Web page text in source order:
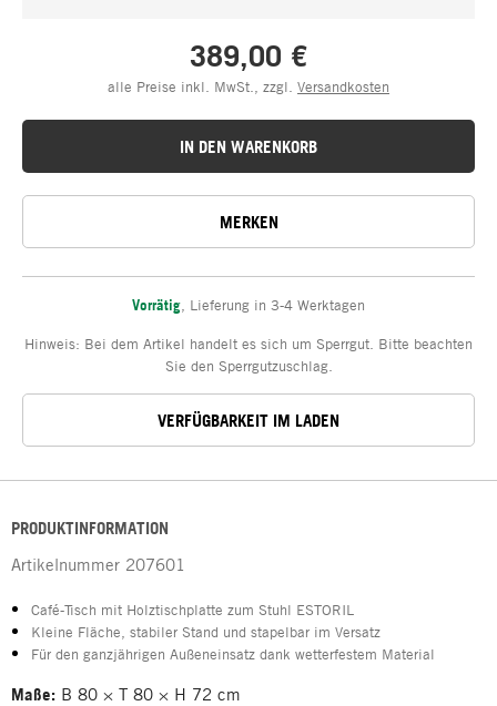
389,00 €
alle Preise inkl. MwSt., zzgl. Versandkosten
IN DEN WARENKORB
MERKEN
Vorrätig Lieferung in 3-4 Werktagen
Hinweis: Bei dem Artikel handelt es sich um Sperrgut. Bitte beachten
Sie den Sperrgutzuschlag.
VERFÜGBARKEIT IM LADEN
PRODUKTINFORMATION
Artikelnummer 207601
Café-Tisch mit Holztischplatte zum Stuhl ESTORIL
Kleine Fläche, stabiler Stand und stapelbar im Versatz
Für den ganzjährigen Außeneinsatz dank wetterfestem Material
Maße: B 80 × T 80 × H 72 cm